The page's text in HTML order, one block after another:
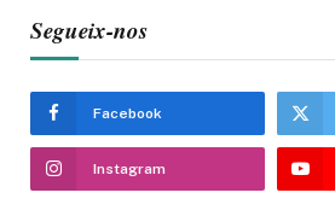
Segueix-nos
Facebook
Instagram